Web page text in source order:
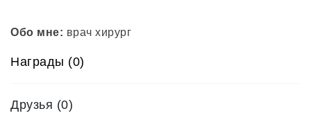
Обо мне: врач хирург
Награды (0)
Друзья (0)